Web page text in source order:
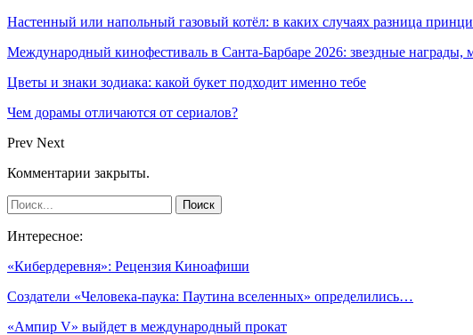
Настенный или напольный газовый котёл: в каких случаях разница
Международный кинофестиваль в Санта-Барбаре 2026: звездные
Цветы и знаки зодиака: какой букет подходит именно тебе
Чем дорамы отличаются от сериалов?
Prev Next
Комментарии закрыты.
Интересное:
«Кибердеревня»: Рецензия Киноафиши
Создатели «Человека-паука: Паутина вселенных» определились…
«Ампир V» выйдет в международный прокат